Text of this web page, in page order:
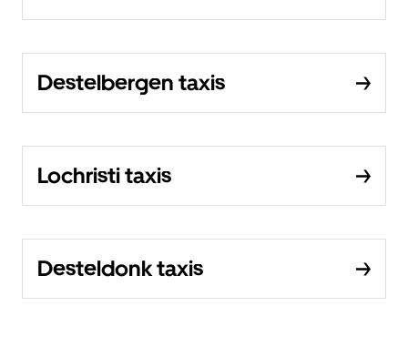
Destelbergen taxis
Lochristi taxis
Desteldonk taxis